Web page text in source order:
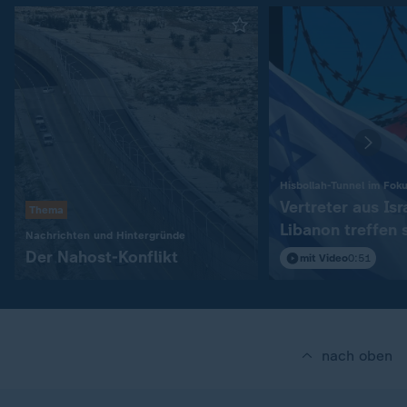
Thema
Nachrichten und Hintergründe
Der Nahost-Konflikt
Hisbollah-Tunnel im
Vertreter aus
Libanon treffen
in Rom
mit Video0:51
nach oben